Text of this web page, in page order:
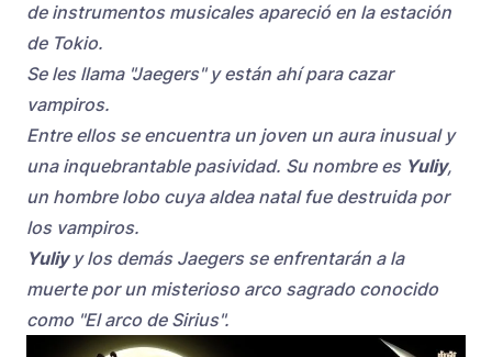
de instrumentos musicales apareció en la estación
de Tokio.
Se les llama "Jaegers" y están ahí para cazar
vampiros.
Entre ellos se encuentra un joven un aura inusual y
una inquebrantable pasividad. Su nombre es Yuliy,
un hombre lobo cuya aldea natal fue destruida por
los vampiros.
Yuliy y los demás Jaegers se enfrentarán a la
muerte por un misterioso arco sagrado conocido
como "El arco de Sirius".